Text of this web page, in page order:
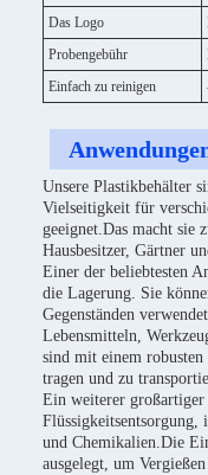
Das Logo
Probengebühr
Einfach zu reinigen
Unsere Plastikbehälter
Vielseitigkeit für
geeignet.Das macht sie
Hausbesitzer, Gärtner
Einer der beliebtesten
die Lagerung. Sie
Gegenständen
Lebensmitteln,
sind mit einem
tragen und zu
Ein weiterer großartiger
und Chemikalien.Die
ausgelegt, um